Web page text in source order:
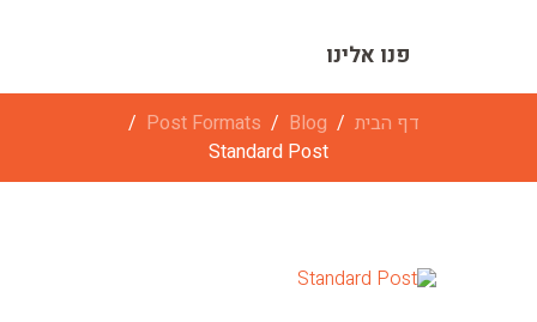
פנו אלינו
דף הבית Blog
Post Formats
Standard Post